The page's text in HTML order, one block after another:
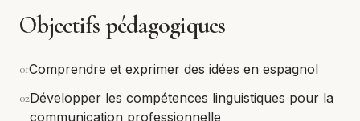
Objectifs pédagogiques
01Comprendre et exprimer des idées en espagnol
02Développer les compétences linguistiques pour la
communication professionnelle